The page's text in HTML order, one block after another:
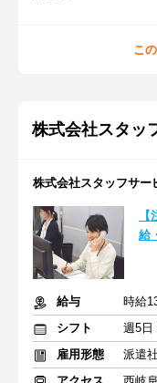
こ
株式会社スタッ
株式会社スタッフサー
給
給与
時給
シフト
週5日
雇用形態
派遣